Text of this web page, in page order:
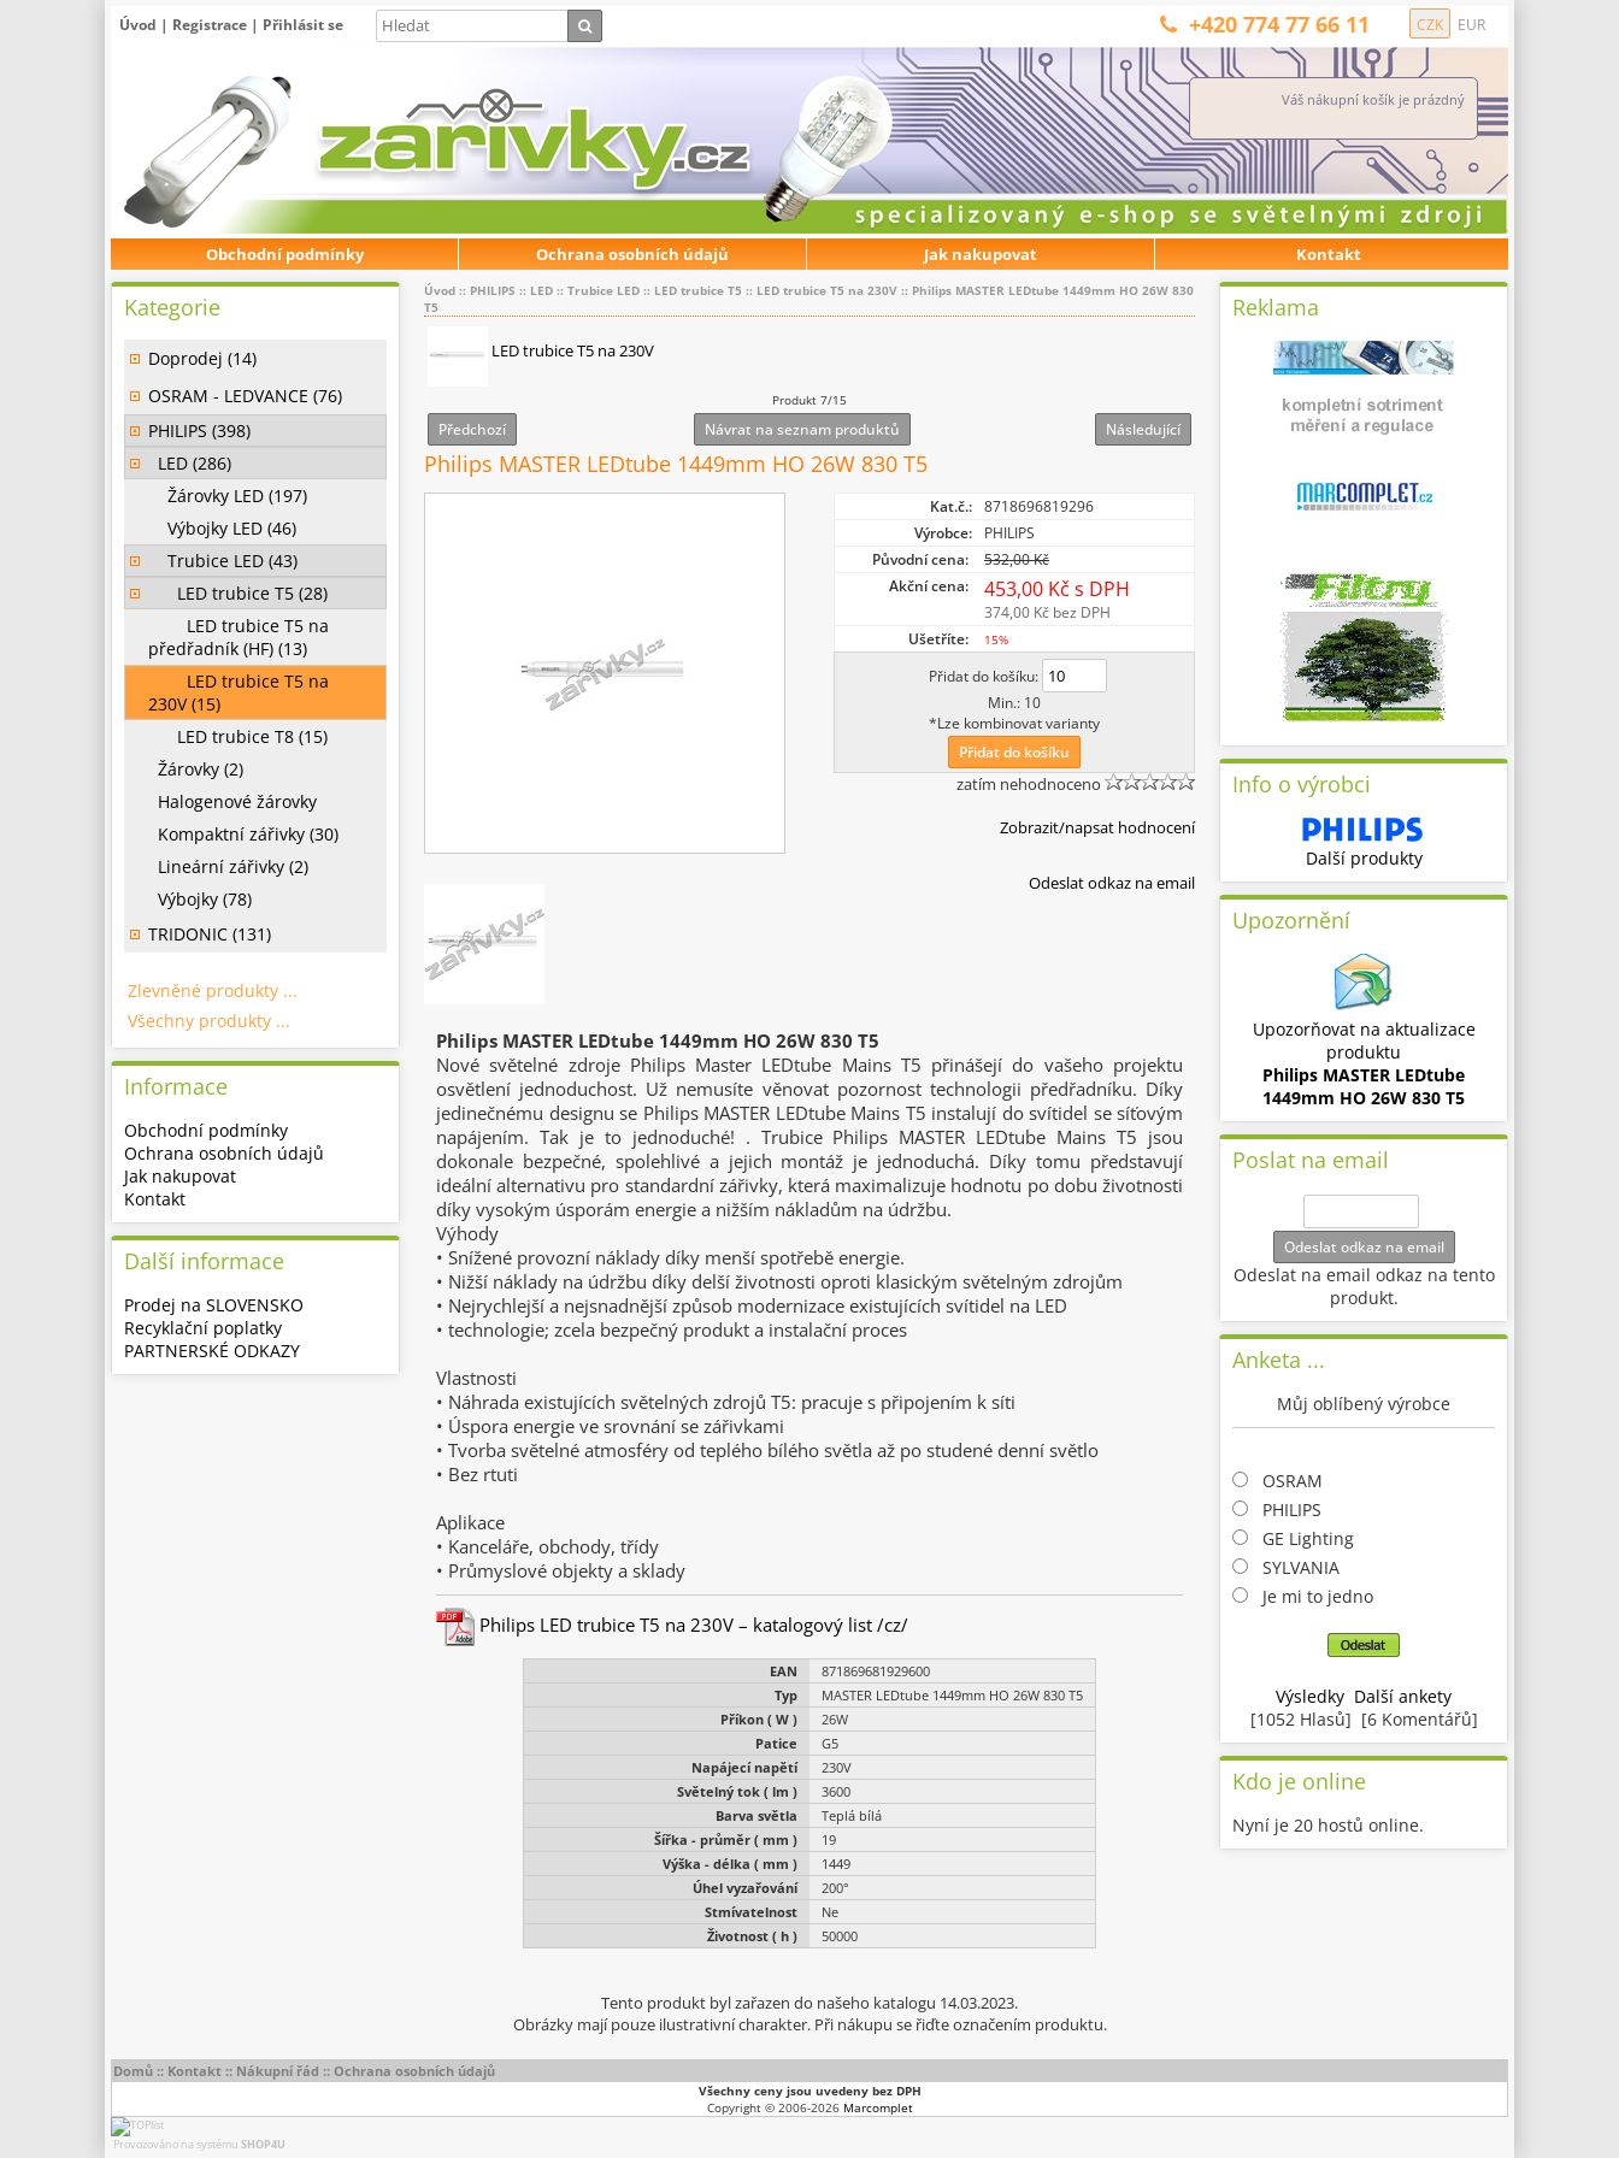
Úvod | Registrace | Přihlásit se CZK EUR
+420 774 77 66 11
Váš nákupní košík je prázdný
Obchodní podmínky Ochrana osobních údajů Jak nakupovat Kontakt
Úvod :: PHILIPS :: LED :: Trubice LED :: LED trubice T5 :: LED trubice T5 na 230V :: Philips MASTER LEDtube 1449mm HO 26W 830
T5
LED trubice T5 na 230V
Produkt 7/15
Předchozí Návrat na seznam produktů Následující
Philips MASTER LEDtube 1449mm HO 26W 830 T5
Kat.č.: 8718696819296
Výrobce:
PHILIPS
Původní cena:
532,00 Kč
Akční cena:
453,00 Kč s DPH
374,00 Kč bez DPH
Ušetříte:
15%
Přidat do košíku:
Min.: 10
*Lze kombinovat varianty
Přidat do košíku
zatím nehodnoceno
Zobrazit/napsat hodnocení
Odeslat odkaz na email
Philips MASTER LEDtube 1449mm HO 26W 830 T5
Nové světelné zdroje Philips Master LEDtube Mains T5 přinášejí do vašeho projektu
osvětlení jednoduchost. Už nemusíte věnovat pozornost technologii předřadníku. Díky
jedinečnému designu se Philips MASTER LEDtube Mains T5 instalují do svítidel se síťovým
napájením. Tak je to jednoduché! . Trubice Philips MASTER LEDtube Mains T5 jsou
dokonale bezpečné, spolehlivé a jejich montáž je jednoduchá. Díky tomu představují
ideální alternativu pro standardní zářivky, která maximalizuje hodnotu po dobu životnosti
díky vysokým úsporám energie a nižším nákladům na údržbu.
Výhody
• Snížené provozní náklady díky menší spotřebě energie.
• Nižší náklady na údržbu díky delší životnosti oproti klasickým světelným zdrojům
• Nejrychlejší a nejsnadnější způsob modernizace existujících svítidel na LED
• technologie; zcela bezpečný produkt a instalační proces
Vlastnosti
• Náhrada existujících světelných zdrojů T5: pracuje s připojením k síti
• Úspora energie ve srovnání se zářivkami
• Tvorba světelné atmosféry od teplého bílého světla až po studené denní světlo
• Bez rtuti
Aplikace
• Kanceláře, obchody, třídy
• Průmyslové objekty a sklady
Philips LED trubice T5 na 230V – katalogový list /cz/
EAN
871869681929600
Typ
MASTER LEDtube 1449mm HO 26W 830 T5
Příkon ( W )
26W
Patice
G5
Napájecí napětí
230V
Světelný tok ( lm )
3600
Barva světla
Teplá bílá
Šířka - průměr ( mm )
19
Výška - délka ( mm )
1449
Úhel vyzařování
200°
Stmívatelnost
Ne
Životnost ( h )
50000
Tento produkt byl zařazen do našeho katalogu 14.03.2023.
Obrázky mají pouze ilustrativní charakter. Při nákupu se řiďte označením produktu.
Kategorie
Doprodej (14)
OSRAM - LEDVANCE (76)
PHILIPS (398)
LED (286)
Žárovky LED (197)
Výbojky LED (46)
Trubice LED (43)
LED trubice T5 (28)
LED trubice T5 na
předřadník (HF) (13)
LED trubice T5 na
230V (15)
LED trubice T8 (15)
Žárovky (2)
Halogenové žárovky
Kompaktní zářivky (30)
Lineární zářivky (2)
Výbojky (78)
TRIDONIC (131)
Zlevněné produkty ...
Všechny produkty ...
Informace
Obchodní podmínky
Ochrana osobních údajů
Jak nakupovat
Kontakt
Další informace
Prodej na SLOVENSKO
Recyklační poplatky
PARTNERSKÉ ODKAZY
Reklama
Info o výrobci
Další produkty
Upozornění
Upozorňovat na aktualizace
produktu
Philips MASTER LEDtube
1449mm HO 26W 830 T5
Poslat na email
Odeslat odkaz na email
Odeslat na email odkaz na tento
produkt.
Anketa ...
Můj oblíbený výrobce
OSRAM
PHILIPS
GE Lighting
SYLVANIA
Je mi to jedno
Výsledky Další ankety
[1052 Hlasů] [6 Komentářů]
Kdo je online
Nyní je 20 hostů online.
Domů :: Kontakt :: Nákupní řád :: Ochrana osobních údajů
Všechny ceny jsou uvedeny bez DPH
Copyright © 2006-2026 Marcomplet
Provozováno na systému SHOP4U